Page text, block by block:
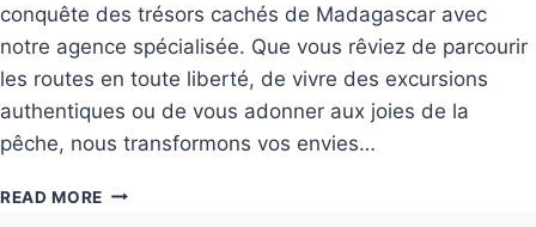
conquête des trésors cachés de Madagascar avec
notre agence spécialisée. Que vous rêviez de parcourir
les routes en toute liberté, de vivre des excursions
authentiques ou de vous adonner aux joies de la
pêche, nous transformons vos envies…
READ MORE